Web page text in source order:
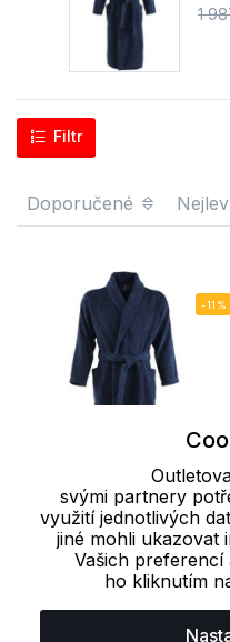
1
Filtr
Doporučené
-11%
Uni župan PALACE
1 759 Kč
svými partnery
využití jednotlivých
jiné mohli ukazovat
Vašich preferencí
ho kliknutím